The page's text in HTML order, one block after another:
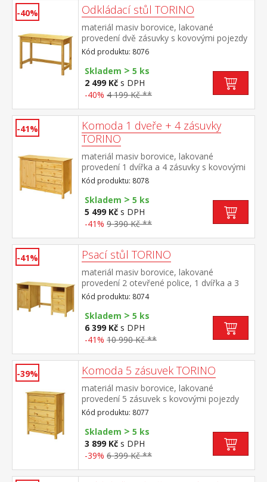
-40% Odkládací stůl TORINO
materiál masiv borovice, lakované
provedení dvě zásuvky s kovovými pojezdy
Kód produktu: 8076
Skladem > 5 ks
2 499 Kč s DPH
-40% 4 199 Kč **
-41%
Komoda 1 dveře + 4 zásuvky
TORINO
materiál masiv borovice, lakované
provedení 1 dvířka a 4 zásuvky s kovovými
pojezdy
Kód produktu: 8078
Skladem > 5 ks
5 499 Kč s DPH
-41% 9 390 Kč **
-41% Psací stůl TORINO
materiál masiv borovice, lakované
provedení 2 otevřené police, 1 dvířka a 3
zásuvky s kovovými pojezdy výsuv není
součástí dodávky ke stolu je možno
dokoupit výsuvnou desku na klávesnici 8840
Kód produktu: 8074
Skladem > 5 ks
6 399 Kč s DPH
-41% 10 990 Kč **
-39% Komoda 5 zásuvek TORINO
materiál masiv borovice, lakované
provedení 5 zásuvek s kovovými pojezdy
Kód produktu: 8077
Skladem > 5 ks
3 899 Kč s DPH
-39% 6 399 Kč **